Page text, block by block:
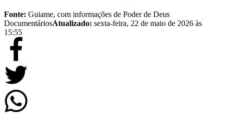
Fonte: Guiame, com informações de Poder de Deus
DocumentáriosAtualizado: sexta-feira, 22 de maio de 2026 às
15:55